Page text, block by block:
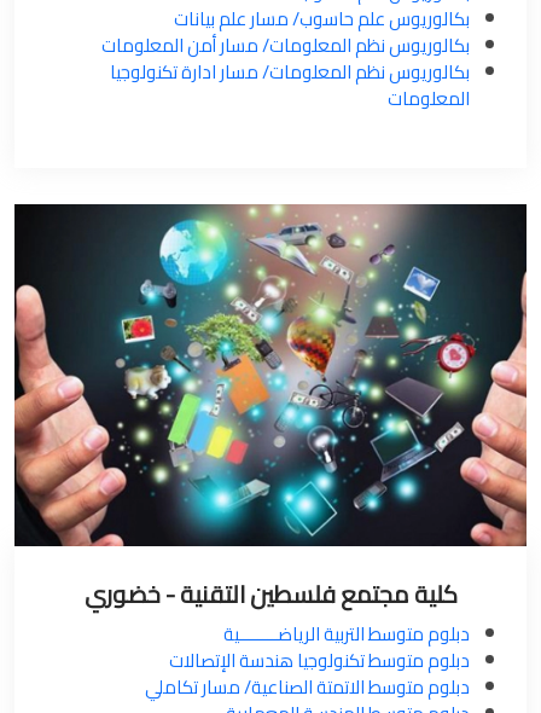
بكالوريوس علم حاسوب/ مسار علم بيانات
بكالوريوس نظم المعلومات/ مسار أمن المعلومات
بكالوريوس نظم المعلومات/ مسار ادارة تكنولوجيا
المعلومات
كلية مجتمع فلسطين التقنية - خضوري
دبلوم متوسط التربية الرياضــــــــية
دبلوم متوسط تكنولوجيا هندسة الإتصالات
دبلوم متوسط الاتمتة الصناعية/ مسار تكاملي